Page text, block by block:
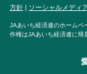
方針
ソーシャルメディ
JAあいち経済連のホームペ
作権はJAあいち経済連に帰